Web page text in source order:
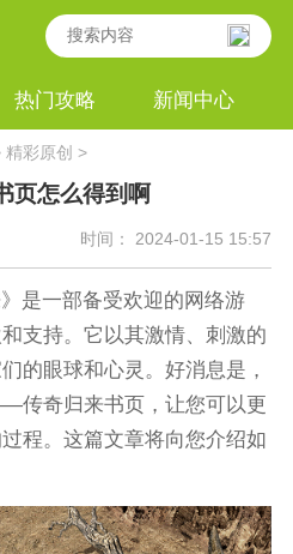
热门攻略 新闻中心
精彩原创 >
页怎么得到啊
时间： 2024-01-15 15:57
是一部备受欢迎的网络游
支持。它以其激情、刺激的
的眼球和心灵。好消息是，
传奇归来书页，让您可以更
程。这篇文章将向您介绍如